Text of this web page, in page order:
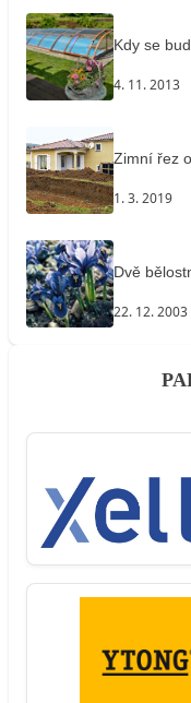
Kdy se
4. 11. 2013
Zimní řez
1. 3. 2019
Dvě
22. 12. 2003